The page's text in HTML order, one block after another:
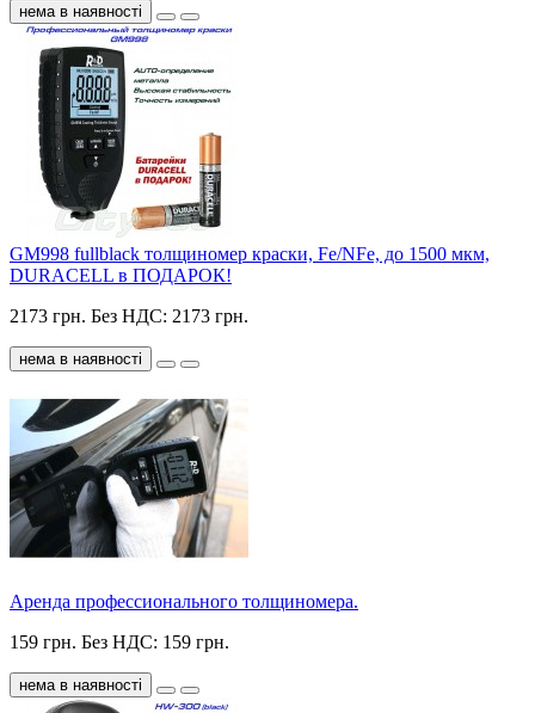
нема в наявності
GM998 fullblack толщиномер краски, Fe/NFe, до 1500 мкм,
DURACELL в ПОДАРОК!
2173 грн. Без НДС: 2173 грн.
нема в наявності
Аренда профессионального толщиномера.
159 грн. Без НДС: 159 грн.
нема в наявності